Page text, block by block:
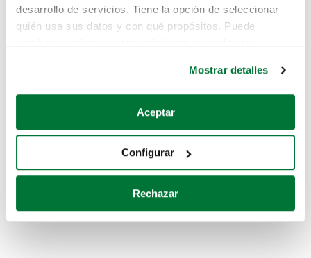
desarrollo de servicios. Tiene la opción de seleccionar
quién usa sus datos y con qué propósitos. Puede
Si lo permite, también quisiéramos:
Recopilar información sobre su ubicación geográfica
Identificar su dispositivo analizándolo activamente
para buscar características específicas (huellas
Obtenga más información sobre cómo se procesan sus
Mostrar detalles
Aceptar
Configurar
Rechazar
Pero puedes encontrar el coche que estás
buscando en alguno de estos enlaces:
Coches de segunda mano
Coches de km0